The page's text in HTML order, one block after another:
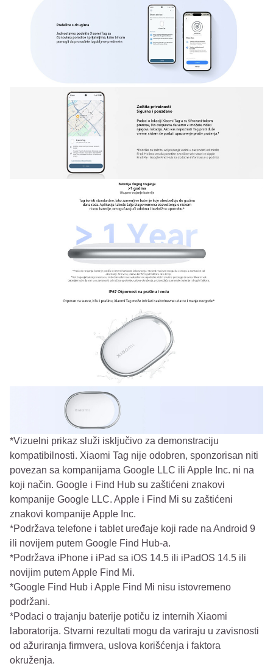
*Vizuelni prikaz služi isključivo za demonstraciju
kompatibilnosti. Xiaomi Tag nije odobren, sponzorisan niti
povezan sa kompanijama Google LLC ili Apple Inc. ni na
koji način. Google i Find Hub su zaštićeni znakovi
kompanije Google LLC. Apple i Find Mi su zaštićeni
znakovi kompanije Apple Inc.
*Podržava telefone i tablet uređaje koji rade na Android 9
ili novijem putem Google Find Hub-a.
*Podržava iPhone i iPad sa iOS 14.5 ili iPadOS 14.5 ili
novijim putem Apple Find Mi.
*Google Find Hub i Apple Find Mi nisu istovremeno
podržani.
*Podaci o trajanju baterije potiču iz internih Xiaomi
laboratorija. Stvarni rezultati mogu da variraju u zavisnosti
od ažuriranja firmvera, uslova korišćenja i faktora
okruženja.